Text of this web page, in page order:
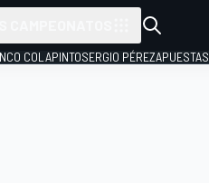
COLAPINTOSERGIO PÉREZAPUESTAS